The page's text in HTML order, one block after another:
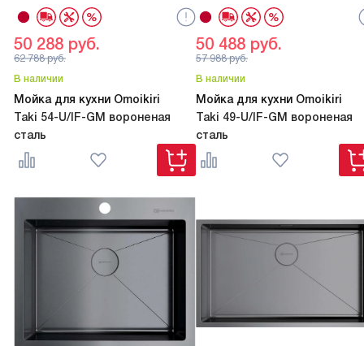
В наличии
Мойка для кухни Omoikiri
Taki 54-U/IF-GM вороненая
сталь
50 288 руб.
62 788руб.
В наличии
Мойка для кухни Omoikiri
Taki 49-U/IF-GM вороненая
сталь
50 488 руб.
57 988руб.